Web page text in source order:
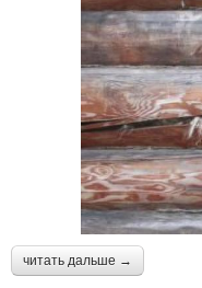
читать дальше →